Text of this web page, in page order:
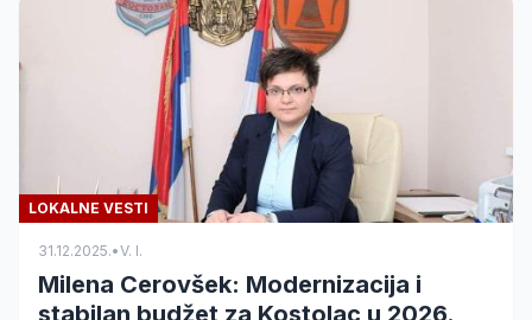
LOKALNE VESTI
31.12.2025.•V. I.
Milena Cerovšek: Modernizacija i
stabilan budžet za Kostolac u 2026.